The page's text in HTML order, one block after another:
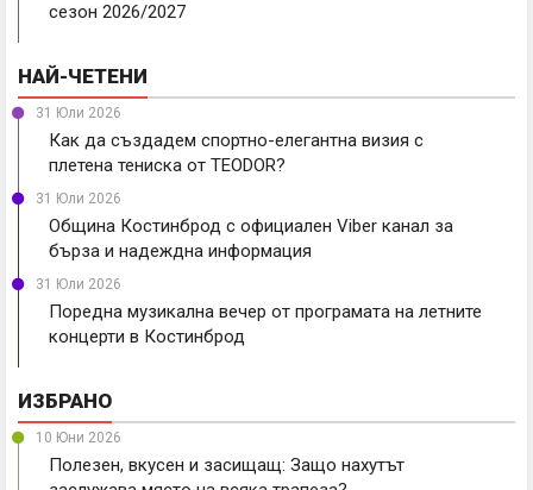
сезон 2026/2027
НАЙ-ЧЕТЕНИ
31 Юли 2026
Как да създадем спортно-елегантна визия с
плетена тениска от TEODOR?
31 Юли 2026
Община Костинброд с официален Viber канал за
бърза и надеждна информация
31 Юли 2026
Поредна музикална вечер от програмата на летните
концерти в Костинброд
ИЗБРАНО
10 Юни 2026
Полезен, вкусен и засищащ: Защо нахутът